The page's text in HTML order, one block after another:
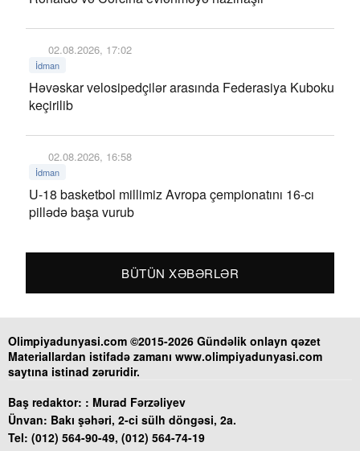
02.08.2026, 17:02
İdman
Həvəskar velosipedçilər arasında Federasiya Kuboku
keçirilib
02.08.2026, 16:58
İdman
U-18 basketbol millimiz Avropa çempionatını 16-cı
pillədə başa vurub
BÜTÜN XƏBƏRLƏR
Olimpiyadunyasi.com ©2015-2026 Gündəlik onlayn qəzet
Materiallardan istifadə zamanı www.olimpiyadunyasi.com
saytına istinad zəruridir.
Baş redaktor: : Murad Fərzəliyev
Ünvan: Bakı şəhəri, 2-ci sülh döngəsi, 2a.
Tel: (012) 564-90-49, (012) 564-74-19